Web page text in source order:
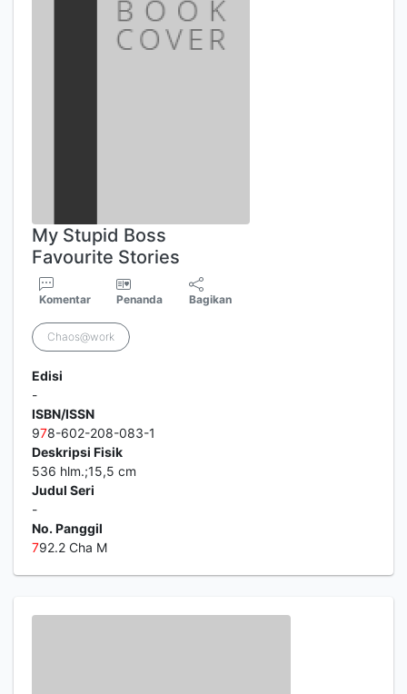
My Stupid Boss
Favourite Stories
Komentar Penanda Bagikan
Chaos@work
Edisi
-
ISBN/ISSN
978-602-208-083-1
Deskripsi Fisik
536 hlm.;15,5 cm
Judul Seri
-
No. Panggil
792.2 Cha M